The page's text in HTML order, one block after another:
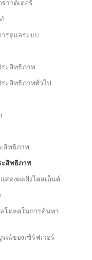
าวด์เดอร์
รดูแลระบบ
ะสิทธิภาพ
ะสิทธิภาพทั่วไป
สิทธิภาพ
สิทธิภาพ
สดงผลฝั่งไคลเอ็นต์
โหลดในการค้นหา
ณ์ของเซิร์ฟเวอร์